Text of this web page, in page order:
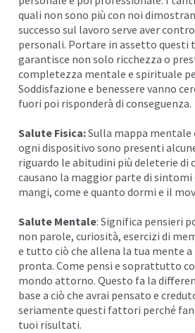
quali non sono più con noi
successo sul lavoro serve aver
personali. Portare in assetto
garantisce non solo ricchezza o
completezza mentale e spirituale
Soddisfazione e benessere vanno
fuori poi risponderà di conseguenza.
Salute Fisica:Sulla mappa mentale
ogni dispositivo sono presenti
riguardo le abitudini più deleterie di
causano la maggior parte di sintomi
mangi, come e quanto dormi e il
Salute Mentale: Significa pensieri
non parole, curiosità, esercizi di
e tutto ciò che allena la tua mente a
pronta. Come pensi e soprattutto
mondo attorno. Questo fa la
base a ciò che avrai pensato e
seriamente questi fattori perché
tuoi risultati.